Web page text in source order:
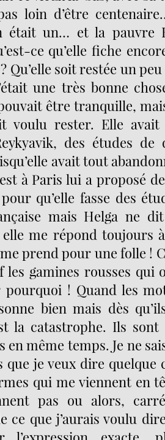
loin d’être
était un… et la pauvre
ce qu’elle fiche
Qu’elle soit restée un
une très bonne
être tranquille,
voulu rester. Elle avait
des études de
avait tout
à Paris lui a proposé
qu’elle fasse des
mais Helga ne
me répond toujours
prend pour une folle !
les gamines rousses qui
pourquoi ! Quand les
bien mais dès
la catastrophe. Ils sont
en même temps. Je ne
que je veux dire quelque
qui me viennent en
pas ou alors,
ce que j’aurais voulu